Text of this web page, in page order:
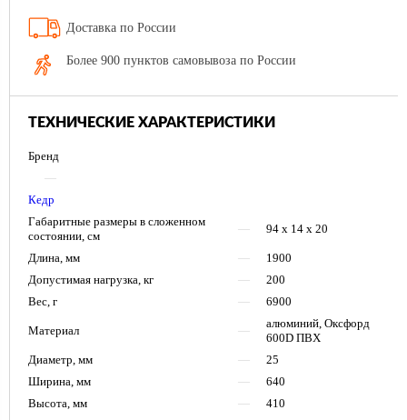
Доставка по России
Более 900 пунктов самовывоза по России
ТЕХНИЧЕСКИЕ ХАРАКТЕРИСТИКИ
Бренд
—
Кедр
Габаритные размеры в cложенном
состоянии, см
— 94 х 14 х 20
Длина, мм —
1900
Допустимая нагрузка, кг
—
200
Вес, г
— 6900
Материал —
алюминий, Оксфорд
600D ПВХ
Диаметр, мм
—
25
Ширина, мм
—
640
Высота, мм
— 410